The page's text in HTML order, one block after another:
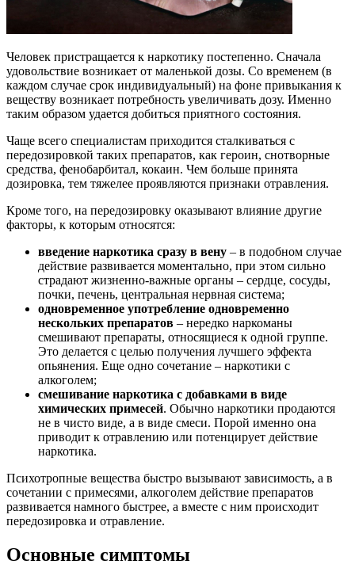
Человек пристращается к наркотику постепенно. Сначала
удовольствие возникает от маленькой дозы. Со временем (в
каждом случае срок индивидуальный) на фоне привыкания к
веществу возникает потребность увеличивать дозу. Именно
таким образом удается добиться приятного состояния.
Чаще всего специалистам приходится сталкиваться с
передозировкой таких препаратов, как героин, снотворные
средства, фенобарбитал, кокаин. Чем больше принята
дозировка, тем тяжелее проявляются признаки отравления.
Кроме того, на передозировку оказывают влияние другие
факторы, к которым относятся:
введение наркотика сразу в вену – в подобном случае
действие развивается моментально, при этом сильно
страдают жизненно-важные органы – сердце, сосуды,
почки, печень, центральная нервная система;
одновременное употребление одновременно
нескольких препаратов – нередко наркоманы
смешивают препараты, относящиеся к одной группе.
Это делается с целью получения лучшего эффекта
опьянения. Еще одно сочетание – наркотики с
алкоголем;
смешивание наркотика с добавками в виде
химических примесей. Обычно наркотики продаются
не в чисто виде, а в виде смеси. Порой именно она
приводит к отравлению или потенцирует действие
наркотика.
Психотропные вещества быстро вызывают зависимость, а в
сочетании с примесями, алкоголем действие препаратов
развивается намного быстрее, а вместе с ним происходит
передозировка и отравление.
Основные симптомы